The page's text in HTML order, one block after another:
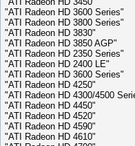
"ATI Radeon HD 3600 Series"
"ATI Radeon HD 3800 Series"
"ATI Radeon HD 3830"
"ATI Radeon HD 3850 AGP"
"ATI Radeon HD 2350 Series"
"ATI Radeon HD 2400 LE"
"ATI Radeon HD 3600 Series"
"ATI Radeon HD 4250"
"ATI Radeon HD 4300/4500
"ATI Radeon HD 4450"
"ATI Radeon HD 4520"
"ATI Radeon HD 4590"
"ATI Radeon HD 4610"